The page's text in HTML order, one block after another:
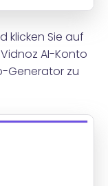
klicken Sie auf
Vidnoz AI-Konto
Generator zu